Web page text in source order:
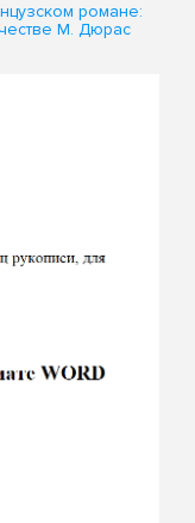
романе:
М. Дюрас